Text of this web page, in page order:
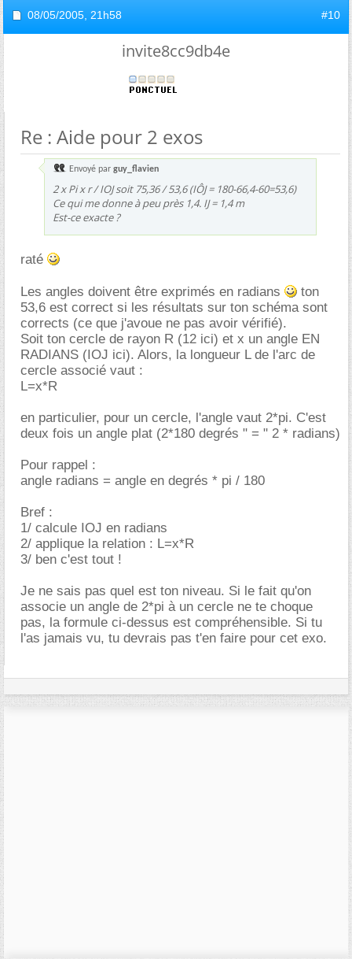
08/05/2005, 21h58 #10
invite8cc9db4e
Re : Aide pour 2 exos
Envoyé par guy_flavien
2 x Pi x r / IOJ soit 75,36 / 53,6 (IÔJ = 180-66,4-60=53,6)
Ce qui me donne à peu près 1,4. IJ = 1,4 m
Est-ce exacte ?
raté
Les angles doivent être exprimés en radians
ton
53,6 est correct si les résultats sur ton schéma sont
corrects (ce que j'avoue ne pas avoir vérifié).
Soit ton cercle de rayon R (12 ici) et x un angle EN
RADIANS (IOJ ici). Alors, la longueur L de l'arc de
cercle associé vaut :
L=x*R
en particulier, pour un cercle, l'angle vaut 2*pi. C'est
deux fois un angle plat (2*180 degrés " = " 2 * radians)
Pour rappel :
angle radians = angle en degrés * pi / 180
Bref :
1/ calcule IOJ en radians
2/ applique la relation : L=x*R
3/ ben c'est tout !
Je ne sais pas quel est ton niveau. Si le fait qu'on
associe un angle de 2*pi à un cercle ne te choque
pas, la formule ci-dessus est compréhensible. Si tu
l'as jamais vu, tu devrais pas t'en faire pour cet exo.